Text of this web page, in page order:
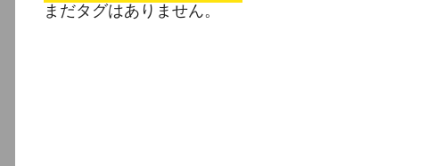
まだタグはありません。